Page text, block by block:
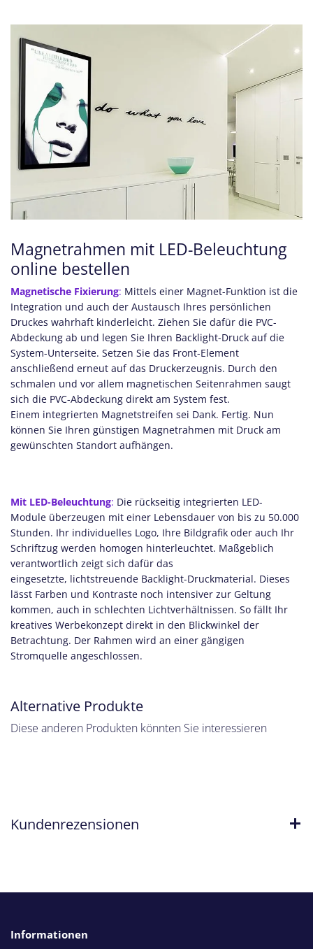
Magnetrahmen mit LED-Beleuchtung
online bestellen
Magnetische Fixierung: Mittels einer Magnet-Funktion ist die
Integration und auch der Austausch Ihres persönlichen
Druckes wahrhaft kinderleicht. Ziehen Sie dafür die PVC-
Abdeckung ab und legen Sie Ihren Backlight-Druck auf die
System-Unterseite. Setzen Sie das Front-Element
anschließend erneut auf das Druckerzeugnis. Durch den
schmalen und vor allem magnetischen Seitenrahmen saugt
sich die PVC-Abdeckung direkt am System fest.
Einem integrierten Magnetstreifen sei Dank. Fertig. Nun
können Sie Ihren günstigen Magnetrahmen mit Druck am
gewünschten Standort aufhängen.
Mit LED-Beleuchtung: Die rückseitig integrierten LED-
Module überzeugen mit einer Lebensdauer von bis zu 50.000
Stunden. Ihr individuelles Logo, Ihre Bildgrafik oder auch Ihr
Schriftzug werden homogen hinterleuchtet. Maßgeblich
verantwortlich zeigt sich dafür das
eingesetzte, lichtstreuende Backlight-Druckmaterial. Dieses
lässt Farben und Kontraste noch intensiver zur Geltung
kommen, auch in schlechten Lichtverhältnissen. So fällt Ihr
kreatives Werbekonzept direkt in den Blickwinkel der
Betrachtung. Der Rahmen wird an einer gängigen
Stromquelle angeschlossen.
Alternative Produkte
Diese anderen Produkten könnten Sie interessieren
Kundenrezensionen
Informationen